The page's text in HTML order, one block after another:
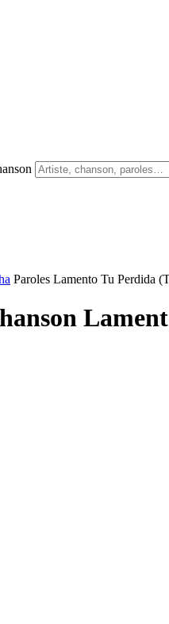
Paroles Lamento Tu Perdida